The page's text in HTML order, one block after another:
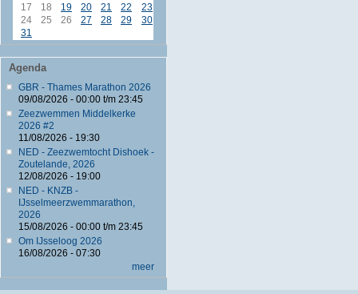
17
18 19 20 21 22
23
24
25 26 27 28 29
30
31
Agenda
GBR - Thames Marathon 2026
09/08/2026 - 00:00t/m 23:45
Zeezwemmen Middelkerke
2026 #2
11/08/2026 - 19:30
NED - Zeezwemtocht Dishoek -
Zoutelande, 2026
12/08/2026 - 19:00
NED - KNZB -
IJsselmeerzwemmarathon,
2026
15/08/2026 - 00:00t/m 23:45
Om IJsseloog 2026
16/08/2026 - 07:30
meer